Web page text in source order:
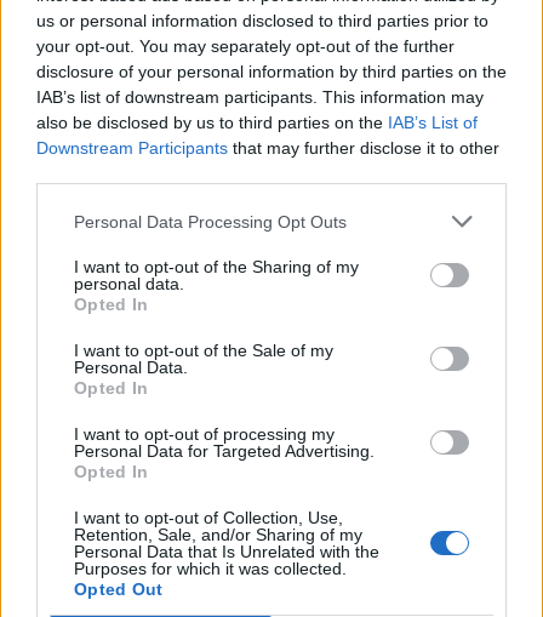
us or personal information disclosed to third parties prior to
your opt-out. You may separately opt-out of the further
disclosure of your personal information by third parties on the
IAB’s list of downstream participants. This information may
also be disclosed by us to third parties on the IAB’s List of
Downstream Participants that may further disclose it to other
Personal Data Processing Opt Outs
I want to opt-out of the Sharing of my
personal data.
Opted In
I want to opt-out of the Sale of my
Personal Data.
Opted In
I want to opt-out of processing my
Personal Data for Targeted Advertising.
Opted In
I want to opt-out of Collection, Use,
Retention, Sale, and/or Sharing of my
Personal Data that Is Unrelated with the
Purposes for which it was collected.
Opted Out